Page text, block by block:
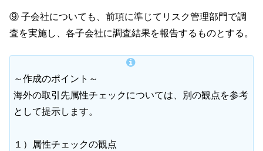
⑨ 子会社についても、前項に準じてリスク管理部門で調
査を実施し、各子会社に調査結果を報告するものとする。
～作成のポイント～
海外の取引先属性チェックについては、別の観点を参考
として提示します。
１）属性チェックの観点